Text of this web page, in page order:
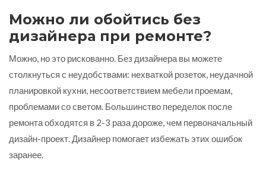
Можно ли обойтись без
дизайнера при ремонте?
Можно, но это рискованно. Без дизайнера вы можете
столкнуться с неудобствами: нехваткой розеток, неудачной
планировкой кухни, несоответствием мебели проемам,
проблемами со светом. Большинство переделок после
ремонта обходятся в 2-3 раза дороже, чем первоначальный
дизайн-проект. Дизайнер помогает избежать этих ошибок
заранее.